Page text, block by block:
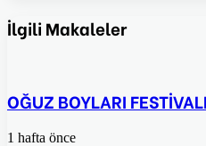
Posta
ile
İlgili Makaleler
OĞUZ BOYLARI
1 hafta önce